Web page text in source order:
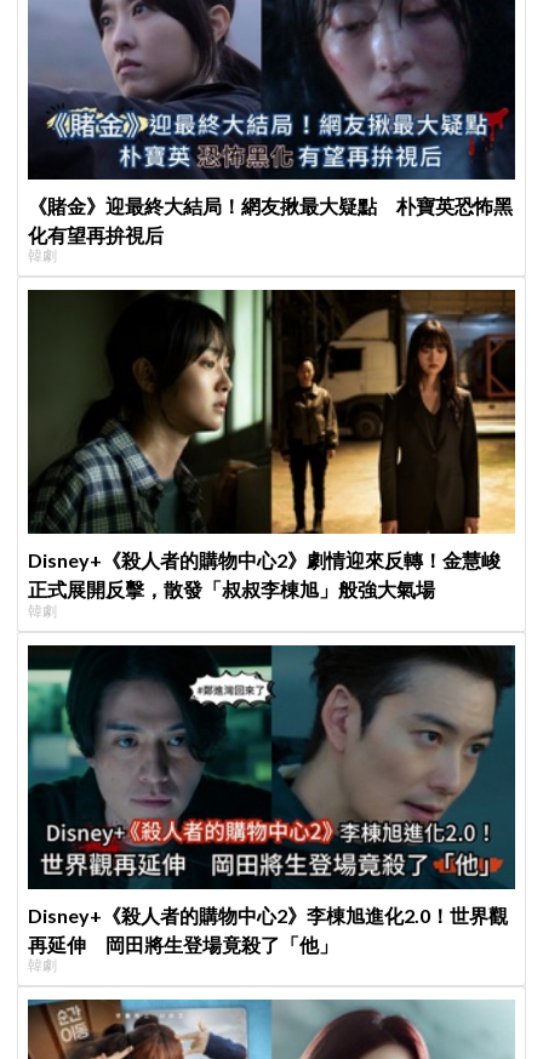
《賭金》迎最終大結局！網友揪最大疑點 朴寶英恐怖黑
化有望再拚視后
韓劇
Disney+《殺人者的購物中心2》劇情迎來反轉！金慧峻
正式展開反擊，散發「叔叔李棟旭」般強大氣場
韓劇
Disney+《殺人者的購物中心2》李棟旭進化2.0！世界觀
再延伸 岡田將生登場竟殺了「他」
韓劇